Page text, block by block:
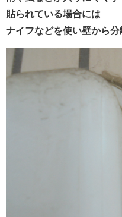
貼られている場合には
ナイフなどを使い壁から分